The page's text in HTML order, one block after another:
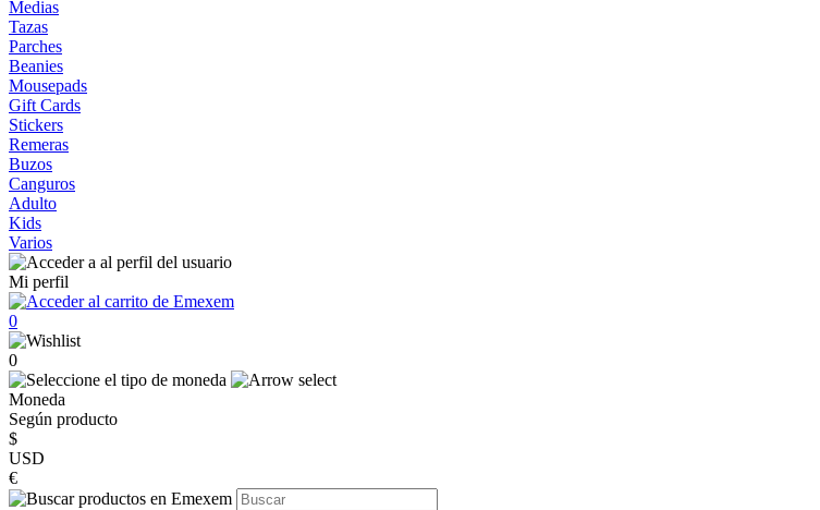
Medias
Tazas
Parches
Beanies
Mousepads
Gift Cards
Stickers
Remeras
Buzos
Canguros
Adulto
Kids
Varios
Mi perfil
0
0
Moneda
Según producto
$
USD
€